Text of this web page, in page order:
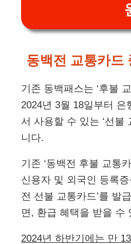
부산 지역화폐인 ‘동백전
하고, ‘동백패스’에 가
이용요금을 할인받을 수
동백전 교통카드로 대중
이용하면, 이번달에 사용